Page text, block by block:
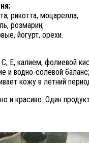
рикотта, моцарелла;
розмарин;
йогурт, орехи.
E, калием, фолиевой
и водно-солевой баланс;
кожу в летний
и красиво. Один